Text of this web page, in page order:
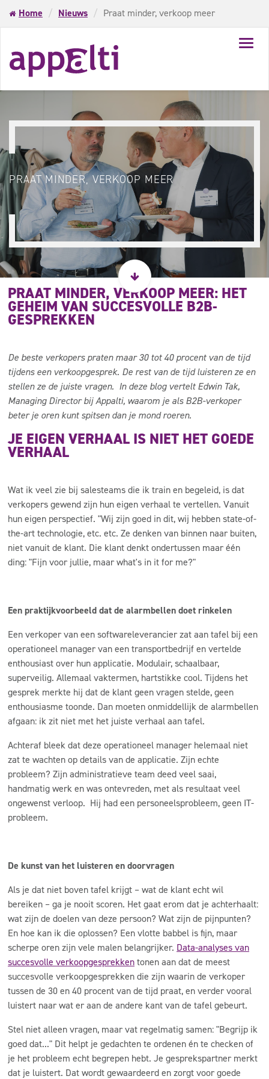
Home Nieuws Praat minder, verkoop meer
PRAAT MINDER, VERKOOP MEER
PRAAT MINDER, VERKOOP MEER: HET
GEHEIM VAN SUCCESVOLLE B2B-
GESPREKKEN
De beste verkopers praten maar 30 tot 40 procent van de tijd
tijdens een verkoopgesprek. De rest van de tijd luisteren ze en
stellen ze de juiste vragen. In deze blog vertelt Edwin Tak,
Managing Director bij Appalti, waarom je als B2B-verkoper
beter je oren kunt spitsen dan je mond roeren.
JE EIGEN VERHAAL IS NIET HET GOEDE
VERHAAL
Wat ik veel zie bij salesteams die ik train en begeleid, is dat
verkopers gewend zijn hun eigen verhaal te vertellen. Vanuit
hun eigen perspectief. "Wij zijn goed in dit, wij hebben state-of-
the-art technologie, etc. etc. Ze denken van binnen naar buiten,
niet vanuit de klant. Die klant denkt ondertussen maar één
ding: "Fijn voor jullie, maar what's in it for me?"
Een praktijkvoorbeeld dat de alarmbellen doet rinkelen
Een verkoper van een softwareleverancier zat aan tafel bij een
operationeel manager van een transportbedrijf en vertelde
enthousiast over hun applicatie. Modulair, schaalbaar,
superveilig. Allemaal vaktermen, hartstikke cool. Tijdens het
gesprek merkte hij dat de klant geen vragen stelde, geen
enthousiasme toonde. Dan moeten onmiddellijk de alarmbellen
afgaan: ik zit niet met het juiste verhaal aan tafel.
Achteraf bleek dat deze operationeel manager helemaal niet
zat te wachten op details van de applicatie. Zijn echte
probleem? Zijn administratieve team deed veel saai,
handmatig werk en was ontevreden, met als resultaat veel
ongewenst verloop. Hij had een personeelsprobleem, geen IT-
probleem.
De kunst van het luisteren en doorvragen
Als je dat niet boven tafel krijgt – wat de klant echt wil
bereiken – ga je nooit scoren. Het gaat erom dat je achterhaalt:
wat zijn de doelen van deze persoon? Wat zijn de pijnpunten?
En hoe kan ik die oplossen? Een vlotte babbel is fijn, maar
scherpe oren zijn vele malen belangrijker. Data-analyses van
succesvolle verkoopgesprekkentonen aan dat de meest
succesvolle verkoopgesprekken die zijn waarin de verkoper
tussen de 30 en 40 procent van de tijd praat, en verder vooral
luistert naar wat er aan de andere kant van de tafel gebeurt.
Stel niet alleen vragen, maar vat regelmatig samen: "Begrijp ik
goed dat..." Dit helpt je gedachten te ordenen én te checken of
je het probleem echt begrepen hebt. Je gesprekspartner merkt
dat je luistert. Dat wordt gewaardeerd en zorgt voor goede